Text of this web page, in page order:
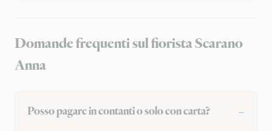
Domande frequenti sul fiorista Scarano
Anna
Posso pagare in contanti o solo con carta?